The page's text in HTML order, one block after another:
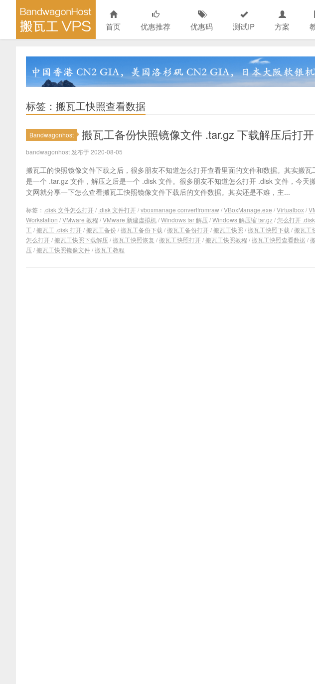
首页 优惠推荐 优惠码 测试IP 方案
标签：搬瓦工快照查看数据
Bandwagonhost 搬瓦工备份快照镜像文件 .tar.gz 下载解压后打
bandwagonhost 发布于 2020-08-05
搬瓦工的快照镜像文件下载之后，很多朋友不知道怎么打开查看里面的文件和数据。其实搬瓦
是一个 .tar.gz 文件，解压之后是一个 .disk 文件。很多朋友不知道怎么打开 .disk 文件，今天
文网就分享一下怎么查看搬瓦工快照镜像文件下载后的文件数据。其实还是不难，主...
标签： .disk 文件怎么打开/ .disk 文件打开/vboxmanage convertfromraw/VBoxManage.exe /Virtualbox/
Workstation /VMware 教程 /VMware 新建虚拟机/Windows tar 解压 /Windows 解压缩 tar.gz/怎么打开
工 /搬瓦工 .disk 打开/搬瓦工备份 /搬瓦工备份下载 /搬瓦工备份打开/搬瓦工快照 /搬瓦工快照下载 /搬瓦工
怎么打开/搬瓦工快照下载解压 /搬瓦工快照恢复 /搬瓦工快照打开/搬瓦工快照教程 /搬瓦工快照查看数据/
压 /搬瓦工快照镜像文件/搬瓦工教程